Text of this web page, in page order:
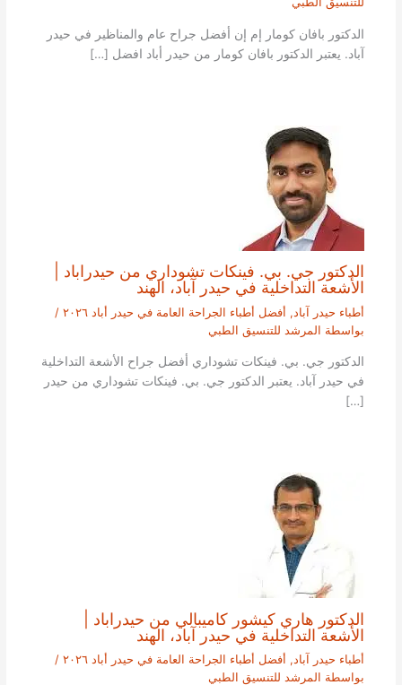
الدكتور بافان كومار إم إن أفضل جراح عام والمناظير في حيدر
آباد. يعتبر الدكتور بافان كومار من حيدر أباد افضل […]
الدكتور جي. بي. فينكات تشوداري من حيدراباد |
الأشعة التداخلية في حيدر آباد، الهند
أطباء حيدر آباد , أفضل أطباء الجراحة العامة في حيدر أباد ٢٠٢٦
/
بواسطة المرشد للتنسيق الطبي
الدكتور جي. بي. فينكات تشوداري أفضل جراح الأشعة التداخلية
في حيدر آباد. يعتبر الدكتور جي. بي. فينكات تشوداري من حيدر
[…]
الدكتور هاري كيشور كاميبالي من حيدراباد |
الأشعة التداخلية في حيدر آباد، الهند
أطباء حيدر آباد , أفضل أطباء الجراحة العامة في حيدر أباد ٢٠٢٦
/
بواسطة المرشد للتنسيق الطبي